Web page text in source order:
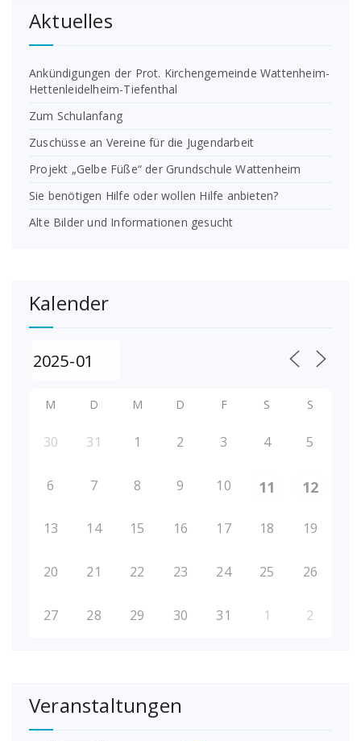
Aktuelles
Ankündigungen der Prot. Kirchengemeinde Wattenheim-
Hettenleidelheim-Tiefenthal
Zum Schulanfang
Zuschüsse an Vereine für die Jugendarbeit
Projekt „Gelbe Füße“ der Grundschule Wattenheim
Sie benötigen Hilfe oder wollen Hilfe anbieten?
Alte Bilder und Informationen gesucht
Kalender
M D M D F S S
30 31 1 2 3 4 5
6 7 8 9 10 11 12
13 14 15 16 17 18 19
20 21 22 23 24 25 26
27 28 29 30 31 1 2
Veranstaltungen